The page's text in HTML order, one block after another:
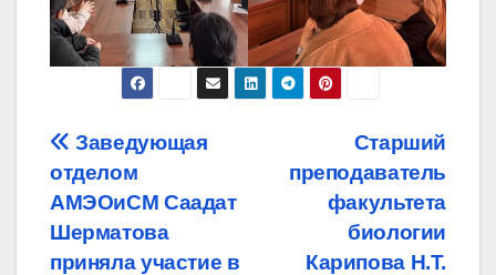
Навигация
по
записям
Старший
преподаватель
факультета
биологии
Карипова Н.Т.
Заведующая
отделом
АМЭОиСМ Саадат
Шерматова
приняла участие в